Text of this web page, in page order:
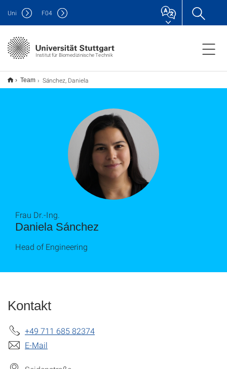
Institut für Biomedizinische Technik
Uni F04
Team Sánchez, Daniela
Daniela Sánchez
Frau Dr.-Ing.
Head of Engineering
Kontakt
+49 711 685 82374
E-Mail